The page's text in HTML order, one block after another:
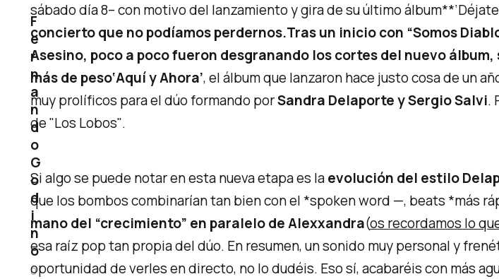
sábado día 8– con motivo del lanzamiento y gira de su último álbum
concierto que no podíamos perdernos.Tras un inicio con “Somos
Asesino, poco a poco fueron desgranando los cortes del nuevo
más de peso‘Aquí y Ahora’, el álbum que lanzaron hace justo cosa de un
muy prolíficos para el dúo formando porSandra Delaporte y Sergio Salvi.
de"Los Lobos".
Si algo se puede notar en esta nueva etapa es laevolución del estilo
que los bombos combinarían tan bien con el *spoken word —, beats *más
mano del “crecimiento” en paralelo de Alexxandra(os recordamos lo
esa raíz pop tan propia del dúo. En resumen, un sonido muy personal y
oportunidad de verles en directo, no lo dudéis. Eso sí, acabaréis con más
F
e
r
n
a
n
d
o
G
o
d
i
n
o
0